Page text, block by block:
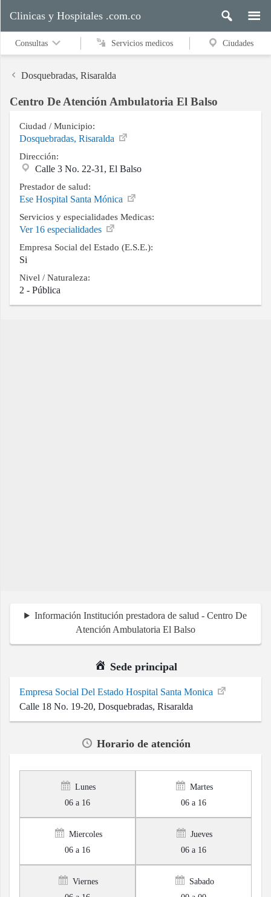
medicos
Ciudades
Buscar
Contacto
Clinicas y Hospitales .com.co
Consultas Servicios medicos Ciudades
Dosquebradas, Risaralda
Centro De Atención Ambulatoria El Balso
Ciudad / Municipio:
Dosquebradas, Risaralda
Dirección:
Calle 3 No. 22-31, El Balso
Prestador de salud:
Ese Hospital Santa Mónica
Servicios y especialidades Medicas:
Ver 16 especialidades
Empresa Social del Estado (E.S.E.):
Si
Nivel / Naturaleza:
2 - Pública
Información Institución prestadora de salud - Centro De
Atención Ambulatoria El Balso
Sede principal
Empresa Social Del Estado Hospital Santa Monica
Calle 18 No. 19-20, Dosquebradas, Risaralda
Horario de atención
Lunes
06 a 16
Martes
06 a 16
Miercoles
06 a 16
Jueves
06 a 16
Viernes
Sabado